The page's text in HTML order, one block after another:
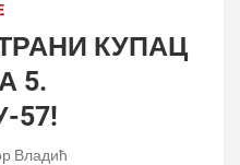
КУПАЦ
5.
57!
Владић